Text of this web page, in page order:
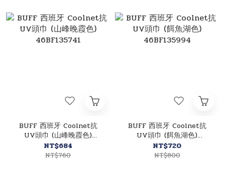
BUFF 西班牙 Coolnet抗
UV頭巾 (山峰晚霞色)
46BF135741
NT$684
NT$760
BUFF 西班牙 Coolnet抗
UV頭巾 (餌魚湖色)
46BF135994
NT$720
NT$800